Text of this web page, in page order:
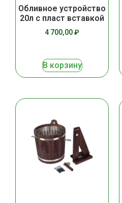
Обливное устройство
20л с пласт вставкой
4 700,00₽
В корзину